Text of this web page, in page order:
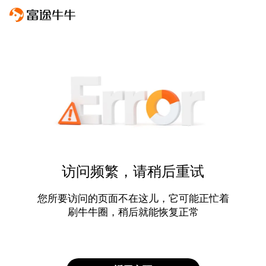
访问频繁，请稍后重试
您所要访问的页面不在这儿，它可能正忙着
刷牛牛圈，稍后就能恢复正常